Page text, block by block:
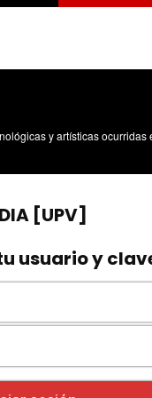
ocurridas en los tres